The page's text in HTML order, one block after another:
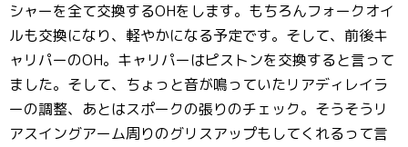
シャーを全て交換するOHをします。もちろんフォークオイ
ルも交換になり、軽やかになる予定です。そして、前後キ
ャリパーのOH。キャリパーはピストンを交換すると言って
ました。そして、ちょっと音が鳴っていたリアディレイラ
ーの調整、あとはスポークの張りのチェック。そうそうリ
アスイングアーム周りのグリスアップもしてくれるって言